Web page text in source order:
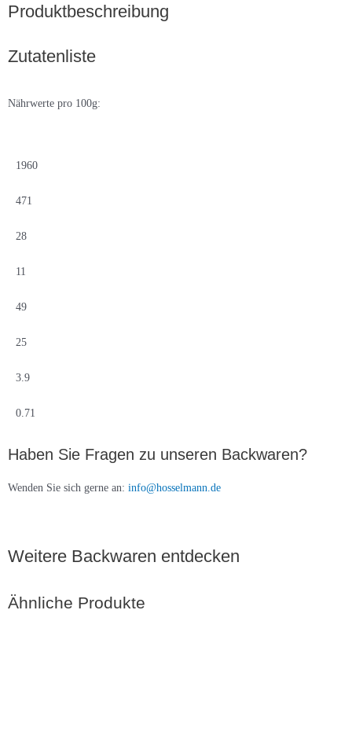
Produktbeschreibung
Zutatenliste
Nährwerte pro 100g:
1960
471
28
11
49
25
3.9
0.71
Haben Sie Fragen zu unseren Backwaren?
Wenden Sie sich gerne an: info@hosselmann.de
Weitere Backwaren entdecken
Ähnliche Produkte